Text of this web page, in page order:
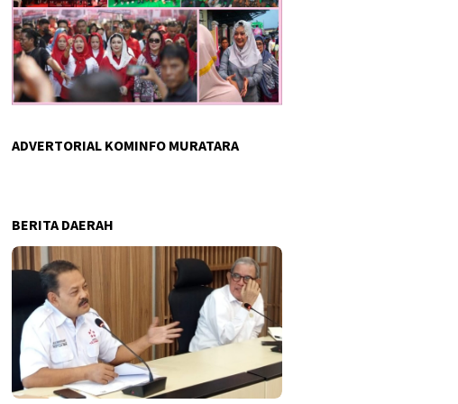
ADVERTORIAL KOMINFO MURATARA
BERITA DAERAH